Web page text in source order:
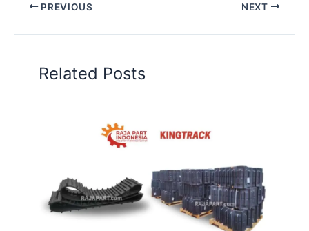
PREVIOUS NEXT
Related Posts